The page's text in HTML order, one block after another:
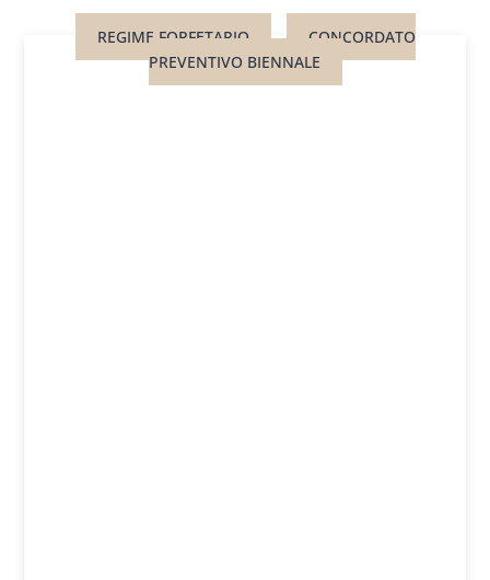
REGIME FORFETARIO
CONCORDATO
PREVENTIVO BIENNALE